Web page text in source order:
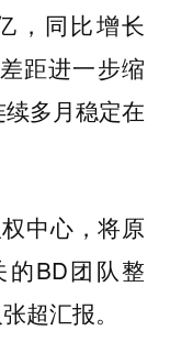
，同比增长
距进一步缩
多月稳定在
中心，将原
BD团队整
超汇报。